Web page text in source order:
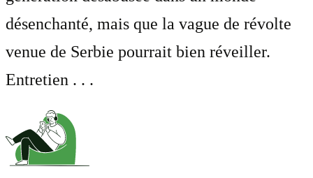
désenchanté, mais que la vague de révolte
venue de Serbie pourrait bien réveiller.
Entretien . . .